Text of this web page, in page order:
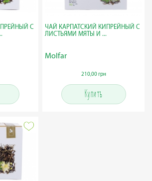
С
ЧАЙ КАРПАТСКИЙ КИПРЕЙНЫЙ С
ЛИСТЬЯМИ МЯТЫ И ...
Molfar
210,00 грн
Купить